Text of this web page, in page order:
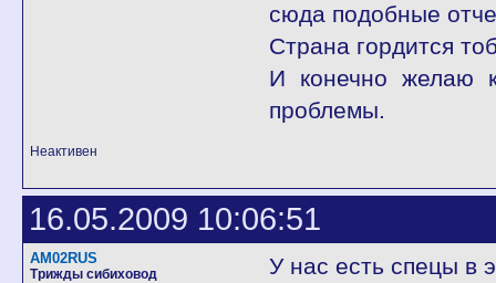
сюда подобные
Страна гордится
И конечно желаю
проблемы.
Неактивен
16.05.2009 10:06:51
AM02RUS
Трижды сибиховод
У нас есть спецы в